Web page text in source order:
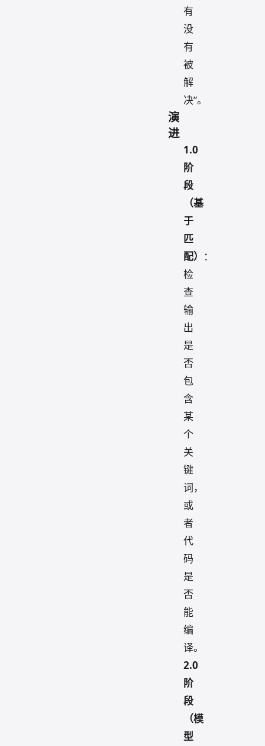
有
没
有
被
解
决”。
演
进
1.0
阶
段
（基
于
匹
配）
：
检
查
输
出
是
否
包
含
某
个
关
键
词，
或
者
代
码
是
否
能
编
译。
2.0
阶
段
（模
型